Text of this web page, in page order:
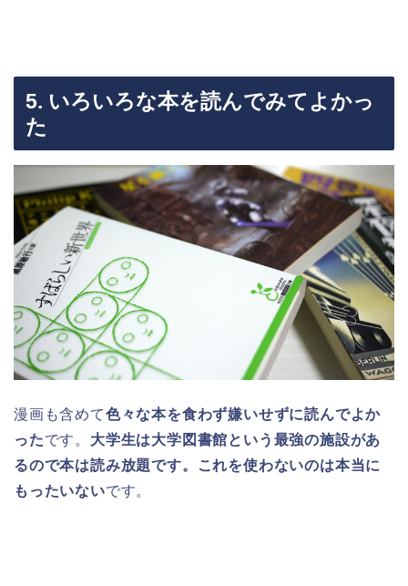
5. いろいろな本を読んでみてよかっ
た
漫画も含めて色々な本を食わず嫌いせずに読んでよか
ったです。 大学生は大学図書館という最強の施設があ
るので本は読み放題です。これを使わないのは本当に
もったいないです。